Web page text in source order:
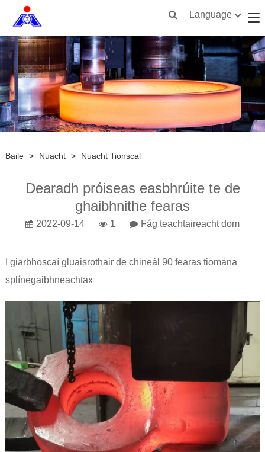
Language
Baile > Nuacht > Nuacht Tionscal
Dearadh próiseas easbhrúite te de
ghaibhnithe fearas
2022-09-14 1 Fág teachtaireacht dom
I giarbhoscaí gluaisrothair de chineál 90 fearas tiomána
splínegaibhneachtax